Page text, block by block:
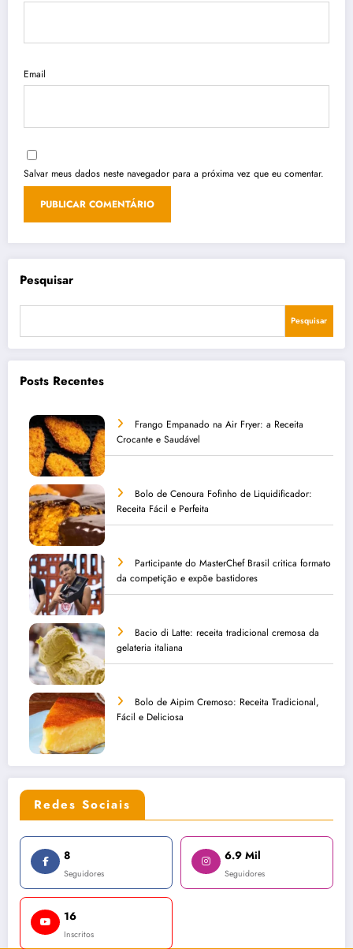
Email
Salvar meus dados neste navegador para a próxima vez que eu comentar.
Pesquisar
Pesquisar
Posts Recentes
Frango Empanado na Air Fryer: a Receita
Crocante e Saudável
Bolo de Cenoura Fofinho de Liquidificador:
Receita Fácil e Perfeita
Participante do MasterChef Brasil critica formato
da competição e expõe bastidores
Bacio di Latte: receita tradicional cremosa da
gelateria italiana
Bolo de Aipim Cremoso: Receita Tradicional,
Fácil e Deliciosa
Redes Sociais
8
Seguidores
6.9 Mil
Seguidores
16
Inscritos